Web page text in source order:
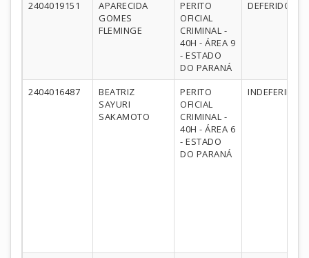
2404019151
APARECIDA
GOMES
FLEMINGE
PERITO
OFICIAL
CRIMINAL -
40H - ÁREA 9
- ESTADO
DO PARANÁ
DEFERIDO
2404016487
BEATRIZ
SAYURI
SAKAMOTO
PERITO
OFICIAL
CRIMINAL -
40H - ÁREA 6
- ESTADO
DO PARANÁ
INDEFERIDO